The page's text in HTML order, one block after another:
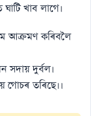
খাব লাগে।
আক্ৰমণ কৰিবলৈ
সদায় দুর্বল।
গােচৰ তৰিছে।।